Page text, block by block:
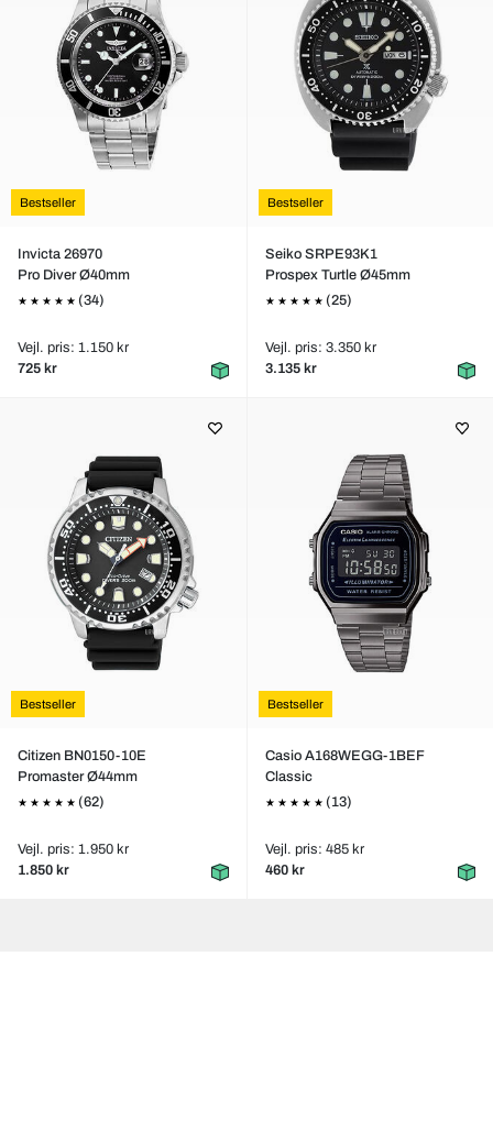
Bestseller
Invicta 26970
Pro Diver Ø40mm
(34)
Vejl. pris: 1.150 kr
725 kr
Bestseller
Seiko SRPE93K1
Prospex Turtle Ø45mm
(25)
Vejl. pris: 3.350 kr
3.135 kr
Bestseller
Citizen BN0150-10E
Promaster Ø44mm
(62)
Vejl. pris: 1.950 kr
1.850 kr
Bestseller
Casio A168WEGG-1BEF
Classic
(13)
Vejl. pris: 485 kr
460 kr